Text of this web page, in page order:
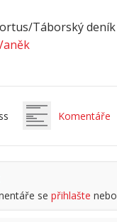
Táborský deník
Komentáře
se přihlašte nebo